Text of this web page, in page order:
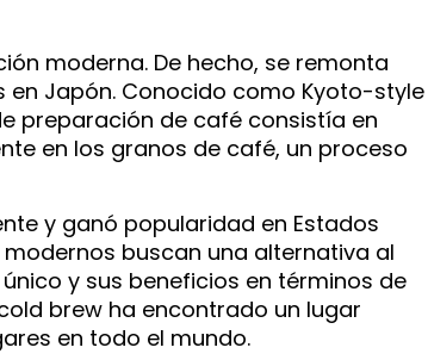
moderna. De hecho, se remonta
en Japón. Conocido como Kyoto-style
preparación de café consistía en
en los granos de café, un proceso
y ganó popularidad en Estados
buscan una alternativa al
y sus beneficios en términos de
brew ha encontrado un lugar
en todo el mundo.